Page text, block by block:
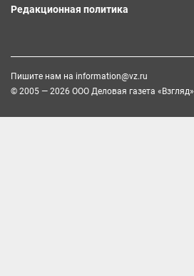
Редакционная политика
Пишите нам на information@vz.ru
© 2005 — 2026 ООО Деловая газета «Взгляд»